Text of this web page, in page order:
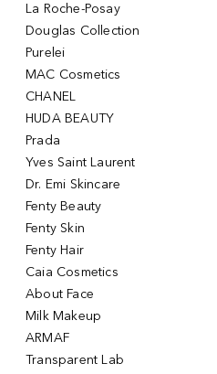
La Roche-Posay
Douglas Collection
Purelei
MAC Cosmetics
CHANEL
HUDA BEAUTY
Prada
Yves Saint Laurent
Dr. Emi Skincare
Fenty Beauty
Fenty Skin
Fenty Hair
Caia Cosmetics
About Face
Milk Makeup
ARMAF
Transparent Lab